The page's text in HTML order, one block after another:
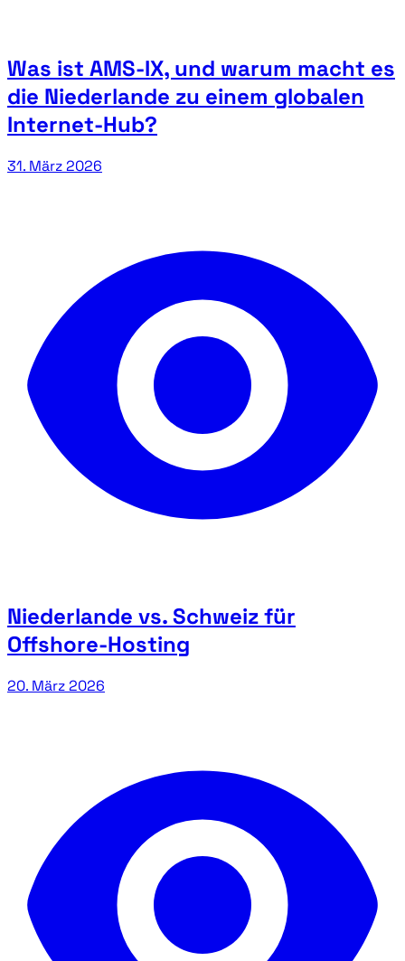
Was ist AMS-IX, und warum macht es
die Niederlande zu einem globalen
Internet-Hub?
31. März 2026
Niederlande vs. Schweiz für
Offshore-Hosting
20. März 2026